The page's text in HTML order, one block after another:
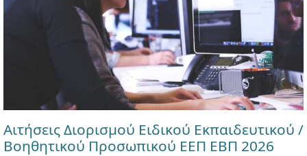
Αιτήσεις Διορισμού Ειδικού Εκπαιδευτικού /
Βοηθητικού Προσωπικού ΕΕΠ ΕΒΠ 2026